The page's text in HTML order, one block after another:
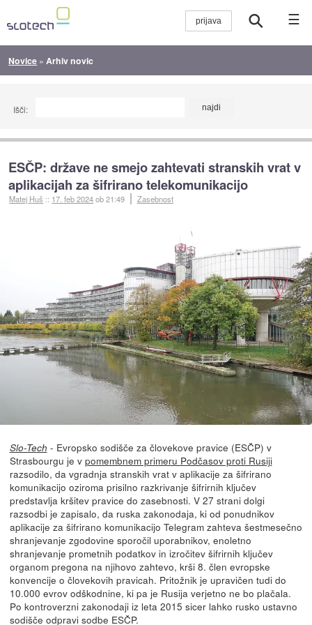
☰
Novice » Arhiv novic
Išči:
ESČP: države ne smejo zahtevati stranskih vrat v
aplikacijah za šifrirano telekomunikacijo
Matej Huš :: 17. feb 2024ob 21:49 Zasebnost
Slo-Tech - Evropsko sodišče za človekove pravice (ESČP) v
Strasbourgu je v pomembnem primeru Podčasov proti Rusiji
razsodilo, da vgradnja stranskih vrat v aplikacije za šifrirano
komunikacijo oziroma prisilno razkrivanje šifrirnih ključev
predstavlja kršitev pravice do zasebnosti. V 27 strani dolgi
razsodbi je zapisalo, da ruska zakonodaja, ki od ponudnikov
aplikacije za šifrirano komunikacijo Telegram zahteva šestmesečno
shranjevanje zgodovine sporočil uporabnikov, enoletno
shranjevanje prometnih podatkov in izročitev šifrirnih ključev
organom pregona na njihovo zahtevo, krši 8. člen evropske
konvencije o človekovih pravicah. Pritožnik je upravičen tudi do
10.000 evrov odškodnine, ki pa je Rusija verjetno ne bo plačala.
Po kontroverzni zakonodaji iz leta 2015 sicer lahko rusko ustavno
sodišče odpravi sodbe ESČP.